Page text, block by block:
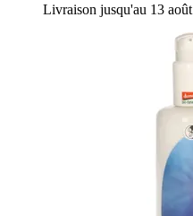
Livraison jusqu'au 13 août